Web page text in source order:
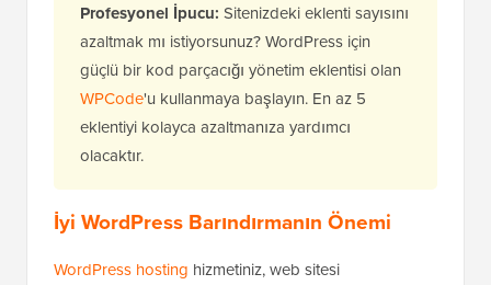
Profesyonel İpucu: Sitenizdeki eklenti sayısını
azaltmak mı istiyorsunuz? WordPress için
güçlü bir kod parçacığı yönetim eklentisi olan
WPCode'u kullanmaya başlayın. En az 5
eklentiyi kolayca azaltmanıza yardımcı
olacaktır.
İyi WordPress Barındırmanın Önemi
WordPress hosting hizmetiniz, web sitesi